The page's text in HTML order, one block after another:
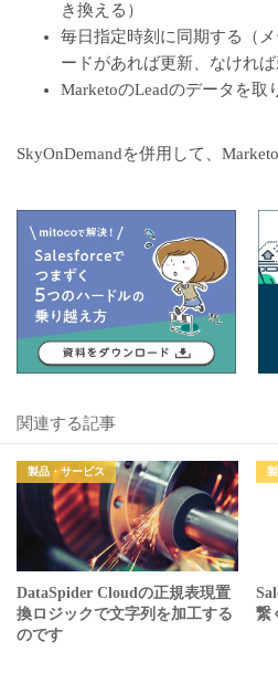
き換える）
毎日指定時刻に同期する（
ードがあれば更新、なけれ
MarketoのLeadのデータを取
SkyOnDemandを併用して、
関連する記事
製品・サービス
DataSpider Cloudの正規表現置
換ロジックで文字列を加工する
のです
繋